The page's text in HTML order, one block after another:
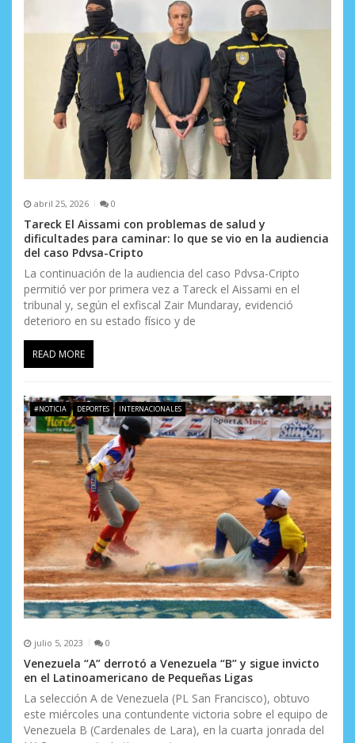
abril 25, 2026 0
Tareck El Aissami con problemas de salud y
dificultades para caminar: lo que se vio en la audiencia
del caso Pdvsa-Cripto
La continuación de la audiencia del caso Pdvsa-Cripto
permitió ver por primera vez a Tareck el Aissami en el
tribunal y, según el exfiscal Zair Mundaray, evidenció
deterioro en su estado físico y de
READ MORE
#NOTICIA DEPORTES INTERNACIONALES
julio 5, 2023 0
Venezuela “A” derrotó a Venezuela “B” y sigue invicto
en el Latinoamericano de Pequeñas Ligas
La selección A de Venezuela (PL San Francisco), obtuvo
este miércoles una contundente victoria sobre el equipo de
Venezuela B (Cardenales de Lara), en la cuarta jonrada del